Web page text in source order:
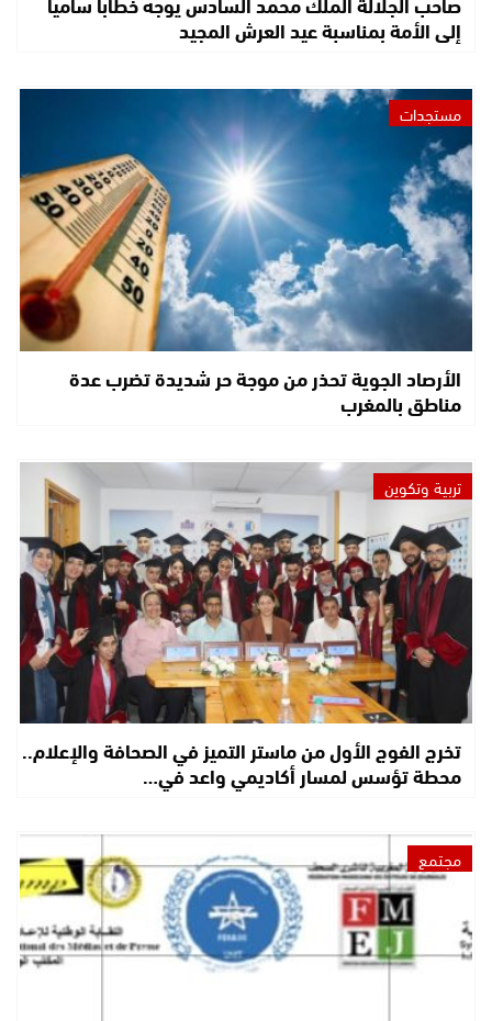
إلى الأمة بمناسبة عيد العرش المجيد
مستجدات
الأرصاد الجوية تحذر من موجة حر شديدة تضرب عدة
مناطق بالمغرب
تربية وتكوين
تخرج الفوج الأول من ماستر التميز في الصحافة والإعلام..
محطة تؤسس لمسار أكاديمي واعد في…
مجتمع